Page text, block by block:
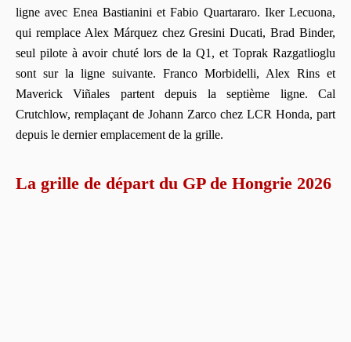
ligne avec Enea Bastianini et Fabio Quartararo. Iker Lecuona,
qui remplace Alex Márquez chez Gresini Ducati, Brad Binder,
seul pilote à avoir chuté lors de la Q1, et Toprak Razgatlioglu
sont sur la ligne suivante. Franco Morbidelli, Alex Rins et
Maverick Viñales partent depuis la septième ligne. Cal
Crutchlow, remplaçant de Johann Zarco chez LCR Honda, part
depuis le dernier emplacement de la grille.
La grille de départ du GP de Hongrie 2026